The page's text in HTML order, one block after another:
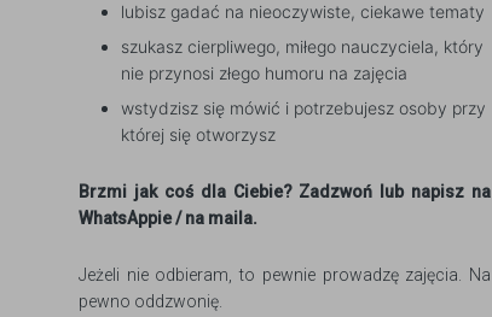
lubisz gadać na nieoczywiste, ciekawe tematy
szukasz cierpliwego, miłego nauczyciela, który
nie przynosi złego humoru na zajęcia
wstydzisz się mówić i potrzebujesz osoby przy
której się otworzysz
Brzmi jak coś dla Ciebie? Zadzwoń lub napisz na
WhatsAppie / na maila.
Jeżeli nie odbieram, to pewnie prowadzę zajęcia. Na
pewno oddzwonię.